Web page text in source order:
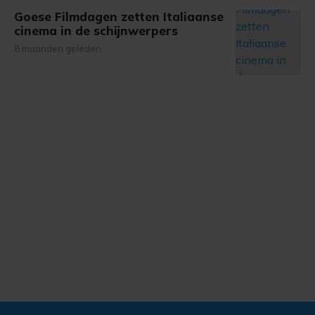
Goese Filmdagen zetten Italiaanse
cinema in de schijnwerpers
8 maanden geleden